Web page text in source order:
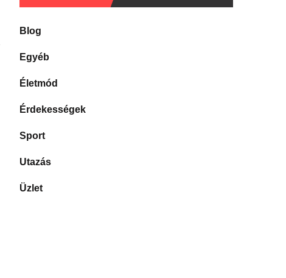
Blog
Egyéb
Életmód
Érdekességek
Sport
Utazás
Üzlet